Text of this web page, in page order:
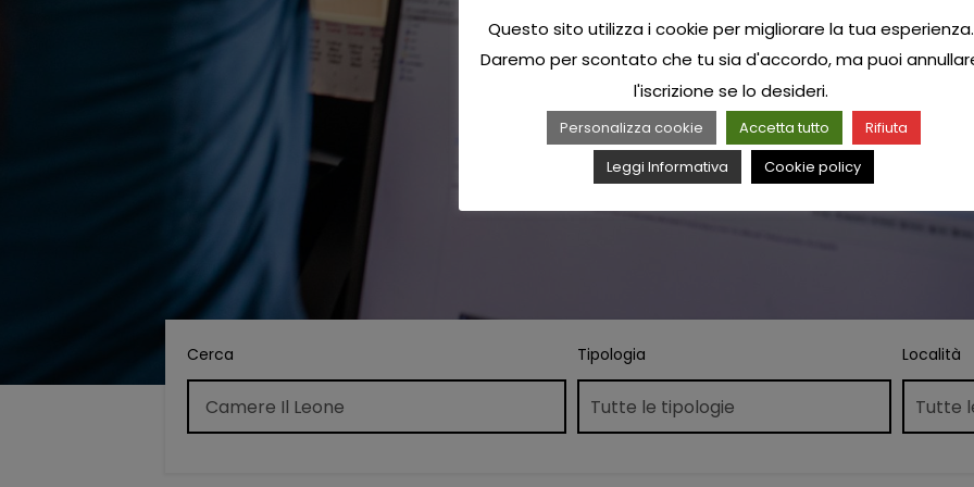
Cerca Tipologia Località
Questo sito utilizza i cookie per migliorare la tua esperienza.
Daremo per scontato che tu sia d'accordo, ma puoi
l'iscrizione se lo desideri.
Personalizza cookie Accetta tutto
Rifiuta
Leggi Informativa
Cookie policy